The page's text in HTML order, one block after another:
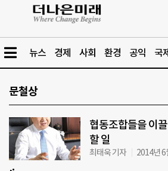
뉴스 경제 사회 환경 공익 국제
문철상
협동조합들을 이
할 일
최태욱 기자 2014년 6